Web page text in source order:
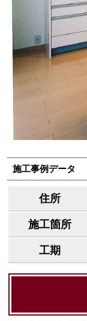
施工事例データ
住所
施工箇所
工期